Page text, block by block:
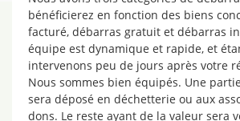
bénéficierez en fonction des biens
facturé, débarras gratuit et débarras
équipe est dynamique et rapide, et
intervenons peu de jours après votre
Nous sommes bien équipés. Une
sera déposé en déchetterie ou aux
dons. Le reste ayant de la valeur sera